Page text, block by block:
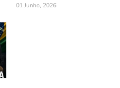
01 Junho, 2026